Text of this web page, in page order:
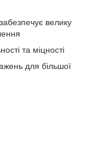
велику
та міцності
для більшої